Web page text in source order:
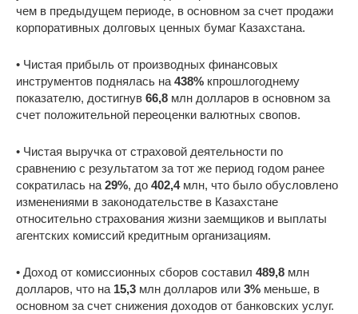
чем в предыдущем периоде, в основном за счет продажи
корпоративных долговых ценных бумаг Казахстана.
• Чистая прибыль от производных финансовых
инструментов поднялась на 438% кпрошлогоднему
показателю, достигнув 66,8 млн долларов в основном за
счет положительной переоценки валютных свопов.
• Чистая выручка от страховой деятельности по
сравнению с результатом за тот же период годом ранее
сократилась на 29%, до 402,4млн, что было обусловлено
изменениями в законодательстве в Казахстане
относительно страхования жизни заемщиков и выплаты
агентских комиссий кредитным организациям.
• Доход от комиссионных сборов составил 489,8 млн
долларов, что на 15,3 млн долларов или 3% меньше, в
основном за счет снижения доходов от банковских услуг.